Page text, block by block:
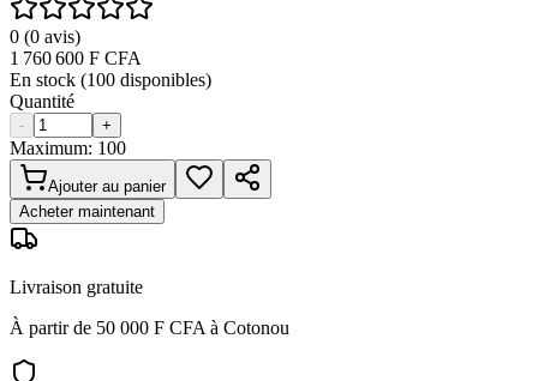
0 (0 avis)
1 760 600 F CFA
En stock (100 disponibles)
Quantité
- +
Maximum: 100
Ajouter au panier
Acheter maintenant
Livraison gratuite
À partir de 50 000 F CFA à Cotonou